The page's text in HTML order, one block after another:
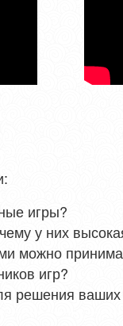
игры?
у них
можно
игр?
решения